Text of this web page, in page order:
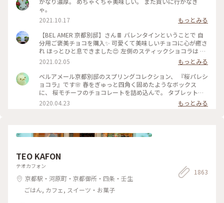
ゃ。
2021.10.17
もっとみる
【BEL AMER 京都別邸】さん🍫 バレンタインということで 自
分用ご褒美チョコを購入✨ 可愛くて美味しいチョコに心が癒さ
れ ほっとひと息できました😍 左側のスティックショコラは キ
ャラメルやルビーチョコ、 右側はお酒入りチョコや 京都産の
抹茶や宮崎県産日向夏 愛媛県産ほうじ茶など チョコと一言で
言っても たくさんの味を楽しめる✨ パッケージやデザインも
とても可愛いので ご褒美チョコでもプレゼント用でも どちら
にもおすすめの詰め合わせです♡ #ほっとひと息 #バレンタイ
2021.02.05
もっとみる
ベルアメール京都別邸のスプリングコレクション、 『桜パレシ
ョコラ』です🌸 春をぎゅっと四角く固めたようなボックス
に、 桜モチーフのチョコレートを詰め込んで。 タブレットも
良いですが、丸いかたちは 丸窓から桜を覗くような和を感じ
ます。 右から ・桜ブラン・桜ノワール・桜ルビー・桜ミル
香りのミルクチョコやルビーチョコを使用し、 一枚ずつ違う
桜 #桜スイーツ #和スイーツ #チョコレート #お取り寄せ #手み
やげ #おみやげ
2020.04.23 もっとみる
TEO KAFON
テオカフォン
京都駅・河原町・京都御所・四条・壬生
ごはん, カフェ, スイーツ・お菓子
1863